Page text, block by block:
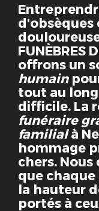
d'obsèques
FUNÈBRES
offrons un
humain
tout au
difficile. La
funéraire
familialà
hommage
chers.
que
la hauteur
portés à